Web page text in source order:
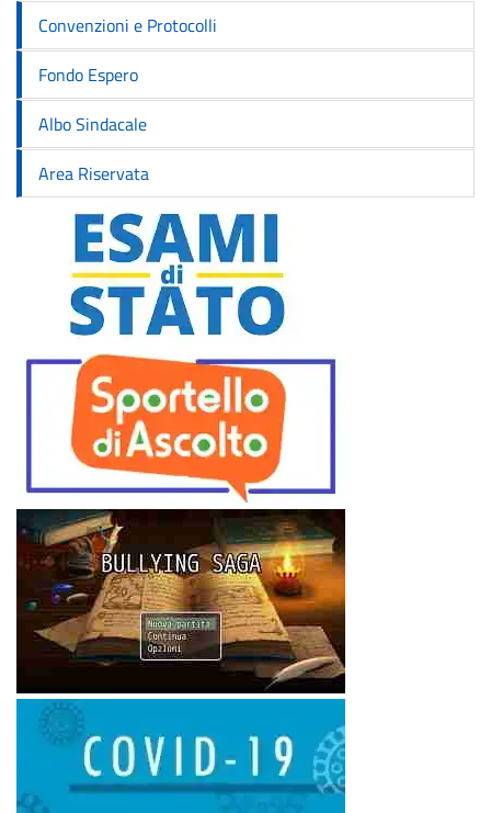
Convenzioni e Protocolli
Fondo Espero
Albo Sindacale
Area Riservata